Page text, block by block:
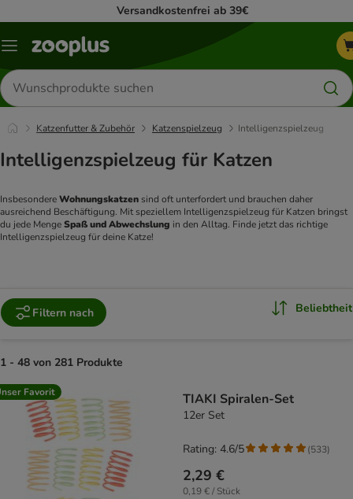
Versandkostenfrei ab 39€
Menü
Produkte
suchen
Katzenfutter & Zubehör Katzenspielzeug Intelligenzspielzeug
Intelligenzspielzeug für Katzen
Insbesondere Wohnungskatzen sind oft unterfordert und brauchen daher
ausreichend Beschäftigung. Mit speziellem Intelligenzspielzeug für Katzen bringst
du jede Menge Spaß und Abwechslung in den Alltag. Finde jetzt das richtige
Intelligenzspielzeug für deine Katze!
Filtern nach Beliebtheit
1 - 48 von 281 Produkte
product items have been changed
Favorit TIAKI Spiralen-Set
12er Set
2,29 €
0,19 € / Stück
Rating: 4.6/5 (533)